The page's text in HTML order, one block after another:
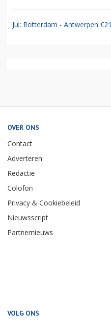
Jul: Rotterdam - Antwerpen €21
OVER ONS
Contact
Adverteren
Redactie
Colofon
Privacy & Cookiebeleid
Nieuwsscript
Partnernieuws
VOLG ONS